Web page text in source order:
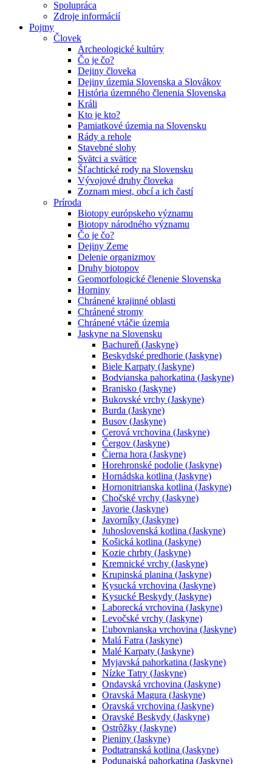
Spolupráca
Zdroje informácií
Pojmy
Človek
Archeologické kultúry
Čo je čo?
Dejiny človeka
Dejiny územia Slovenska a Slovákov
História územného členenia Slovenska
Králi
Kto je kto?
Pamiatkové územia na Slovensku
Rády a rehole
Stavebné slohy
Svätci a svätice
Šľachtické rody na Slovensku
Vývojové druhy človeka
Zoznam miest, obcí a ich častí
Príroda
Biotopy európskeho významu
Biotopy národného významu
Čo je čo?
Dejiny Zeme
Delenie organizmov
Druhy biotopov
Geomorfologické členenie Slovenska
Horniny
Chránené krajinné oblasti
Chránené stromy
Chránené vtáčie územia
Jaskyne na Slovensku
Bachureň (Jaskyne)
Beskydské predhorie (Jaskyne)
Biele Karpaty (Jaskyne)
Bodvianska pahorkatina (Jaskyne)
Branisko (Jaskyne)
Bukovské vrchy (Jaskyne)
Burda (Jaskyne)
Busov (Jaskyne)
Cerová vrchovina (Jaskyne)
Čergov (Jaskyne)
Čierna hora (Jaskyne)
Horehronské podolie (Jaskyne)
Hornádska kotlina (Jaskyne)
Hornonitrianska kotlina (Jaskyne)
Chočské vrchy (Jaskyne)
Javorie (Jaskyne)
Javorníky (Jaskyne)
Juhoslovenská kotlina (Jaskyne)
Košická kotlina (Jaskyne)
Kozie chrbty (Jaskyne)
Kremnické vrchy (Jaskyne)
Krupinská planina (Jaskyne)
Kysucká vrchovina (Jaskyne)
Kysucké Beskydy (Jaskyne)
Laborecká vrchovina (Jaskyne)
Levočské vrchy (Jaskyne)
Ľubovnianska vrchovina (Jaskyne)
Malá Fatra (Jaskyne)
Malé Karpaty (Jaskyne)
Myjavská pahorkatina (Jaskyne)
Nízke Tatry (Jaskyne)
Ondavská vrchovina (Jaskyne)
Oravská Magura (Jaskyne)
Oravská vrchovina (Jaskyne)
Oravské Beskydy (Jaskyne)
Ostrôžky (Jaskyne)
Pieniny (Jaskyne)
Podtatranská kotlina (Jaskyne)
Podunajská pahorkatina (Jaskyne)